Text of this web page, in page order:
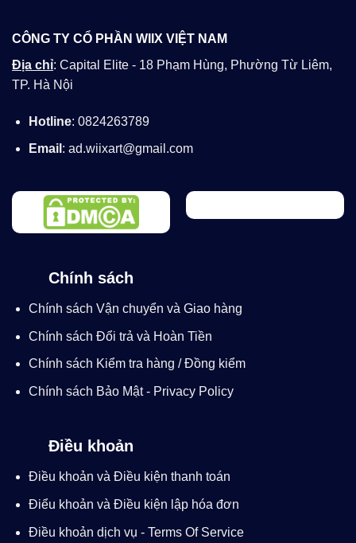
CÔNG TY CỔ PHẦN WIIX VIỆT NAM
Địa chỉ: Capital Elite - 18 Phạm Hùng, Phường Từ Liêm,
TP. Hà Nội
Hotline: 0824263789
Email : ad.wiixart@gmail.com
Chính sách
Chính sách Vận chuyển và Giao hàng
Chính sách Đổi trả và Hoàn Tiền
Chính sách Kiểm tra hàng / Đồng kiểm
Chính sách Bảo Mật - Privacy Policy
Điều khoản
Điều khoản và Điều kiện thanh toán
Điểu khoản và Điều kiện lập hóa đơn
Điều khoản dịch vụ - Terms Of Service